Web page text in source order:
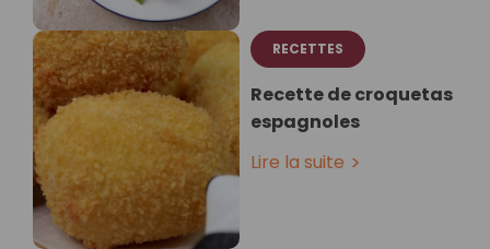
RECETTES
Recette de croquetas
espagnoles
Lire la suite